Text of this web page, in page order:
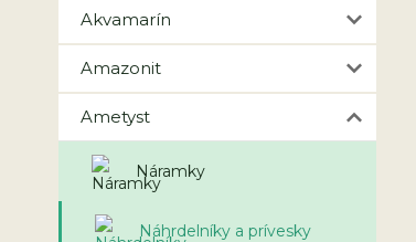
Akvamarín
Amazonit
Ametyst
Náramky
Náhrdelníky a prívesky